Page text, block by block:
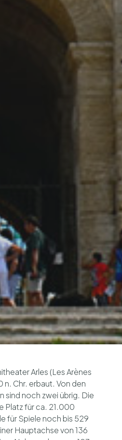
Arles (Les Arènes
n. Chr. erbaut. Von den
sind noch zwei übrig. Die
Platz für ca. 21.000
für Spiele noch bis 529
Hauptachse von 136